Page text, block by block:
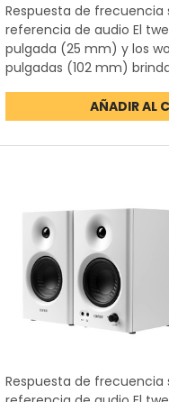
Respuesta de
referencia de audio El
pulgada (25 mm) y los
pulgadas (102 mm)
AÑADIR AL
Respuesta de